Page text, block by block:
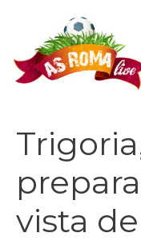
contenuto
vista